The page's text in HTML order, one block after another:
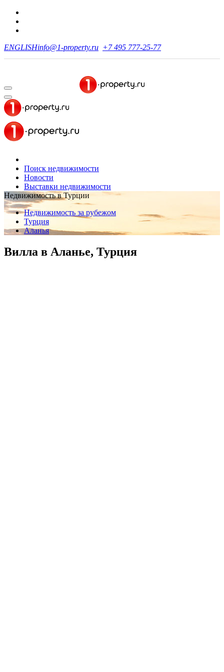
ENGLISHinfo@1-property.ru +7 495 777-25-77
Поиск недвижимости
Новости
Выставки недвижимости
Недвижимость в Турции
Недвижимость за рубежом
Турция
Аланья
Вилла в Аланье, Турция